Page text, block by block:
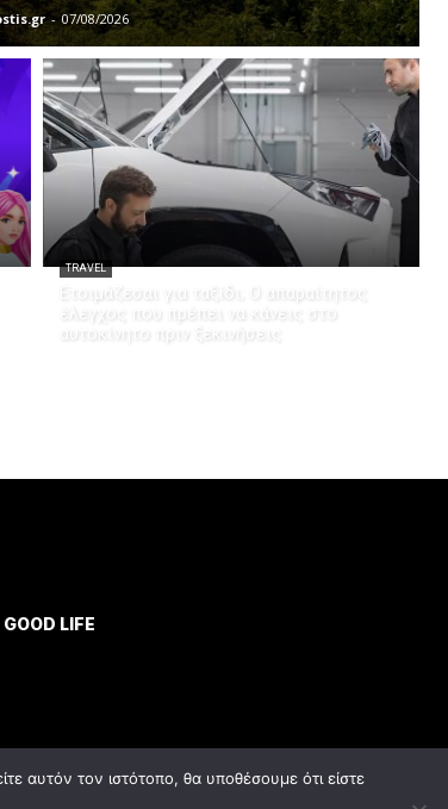
- 07/08/2026
TRAVEL
Ετοιμάζεσαι για ταξίδι; Ο απαραίτητος
έλεγχος που πρέπει να κάνεις στο
αυτοκίνητο πριν ξεκινήσεις
GOOD LIFE
αυτόν τον ιστότοπο, θα υποθέσουμε ότι είστε